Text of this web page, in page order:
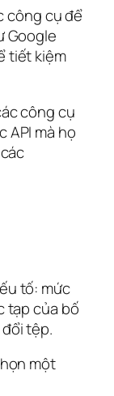
công cụ để
Google
tiết kiệm
công cụ
API mà họ
tố: mức
tạp của bố
tệp.
một